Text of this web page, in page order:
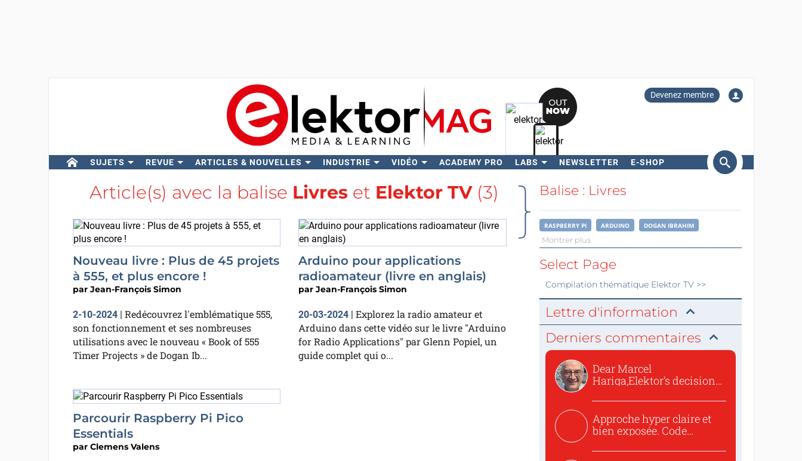
Devenez membre
SUJETS REVUE ARTICLES & NOUVELLES INDUSTRIE VIDÉO ACADEMY PRO LABS NEWSLETTER E-SHOP
Rechercher
Article(s) avec la balise Livreset Elektor TV(3)
Nouveau livre : Plus de 45 projets
à 555, et plus encore !
par Jean-François Simon
2-10-2024| Redécouvrez l'emblématique 555,
son fonctionnement et ses nombreuses
utilisations avec le nouveau « Book of 555
Timer Projects » de Dogan Ib...
Arduino pour applications
radioamateur (livre en anglais)
par Jean-François Simon
20-03-2024 | Explorez la radio amateur et
Arduino dans cette vidéo sur le livre "Arduino
for Radio Applications" par Glenn Popiel, un
guide complet qui o...
Parcourir Raspberry Pi Pico
Essentials
par Clemens Valens
Balise : Livres
RASPBERRY PI ARDUINO DOGAN IBRAHIM
Montrer plus
Select Page
Compilation thématique Elektor TV>>
Lettre d'information
Derniers commentaires
Dear Marcel
Hariga,Elektor’s decision
Approche hyper claire et
bien exposée. Code